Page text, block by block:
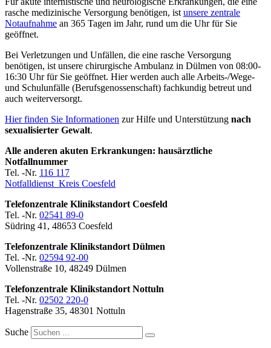
rasche medizinische Versorgung benötigen, ist unsere zentrale
Notaufnahme an 365 Tagen im Jahr, rund um die Uhr für Sie
geöffnet.
Bei Verletzungen und Unfällen, die eine rasche Versorgung
benötigen, ist unsere chirurgische Ambulanz in Dülmen von 08:00-
16:30 Uhr für Sie geöffnet. Hier werden auch alle Arbeits-/Wege-
und Schulunfälle (Berufsgenossenschaft) fachkundig betreut und
auch weiterversorgt.
Hier finden Sie Informationen zur Hilfe und Unterstützung nach
sexualisierter Gewalt.
Alle anderen akuten Erkrankungen: hausärztliche
Notfallnummer
Tel. -Nr. 116 117
Notfalldienst Kreis Coesfeld
Telefonzentrale Klinikstandort Coesfeld
Tel. -Nr. 02541 89-0
Südring 41, 48653 Coesfeld
Telefonzentrale Klinikstandort Dülmen
Tel. -Nr. 02594 92-00
Vollenstraße 10, 48249 Dülmen
Telefonzentrale Klinikstandort Nottuln
Tel. -Nr. 02502 220-0
Hagenstraße 35, 48301 Nottuln
Suche